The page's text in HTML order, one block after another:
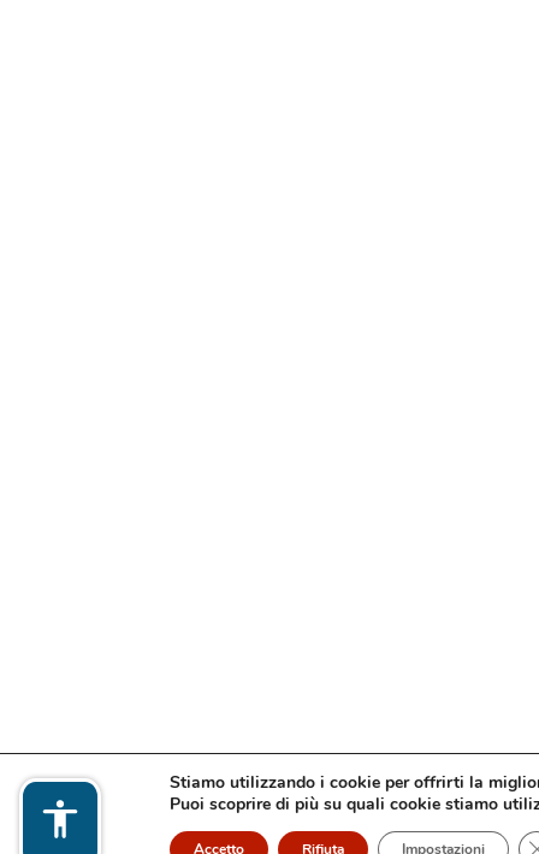
Stiamo utilizzando i cookie per offrirti la
Puoi scoprire di più su quali cookie stiamo
Accetto Rifiuta Impostazioni